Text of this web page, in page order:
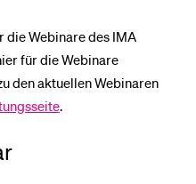
die Webinare des IMA
für die Webinare
den aktuellen Webinaren
.